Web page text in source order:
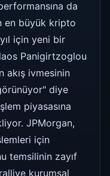
da
en büyük kripto
için yeni bir
Panigirtzoglou
akış ivmesinin
diye
piyasasına
JPMorgan,
için
temsilinin zayıf
kurumsal